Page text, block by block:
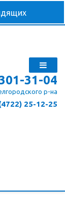
31-04
р-на
25-12-25